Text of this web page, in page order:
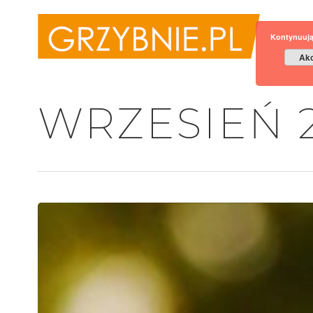
WRZESIEŃ